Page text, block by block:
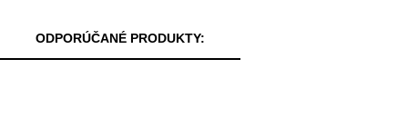
ODPORÚČANÉ PRODUKTY: